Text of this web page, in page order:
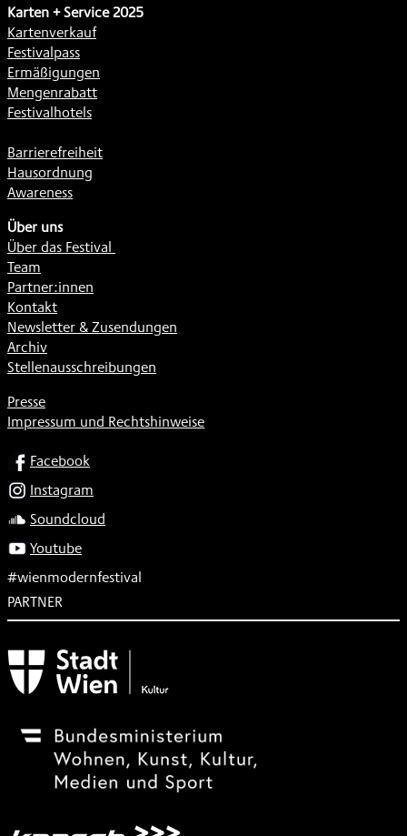
Karten + Service 2025
Kartenverkauf
Festivalpass
Ermäßigungen
Mengenrabatt
Festivalhotels
Barrierefreiheit
Hausordnung
Awareness
Über uns
Über das Festival
Team
Partner:innen
Kontakt
Newsletter & Zusendungen
Archiv
Stellenausschreibungen
Presse
Impressum und Rechtshinweise
SOCIALFacebook
Instagram
Soundcloud
Youtube
#wienmodernfestival
PARTNER
Subventionsgeber